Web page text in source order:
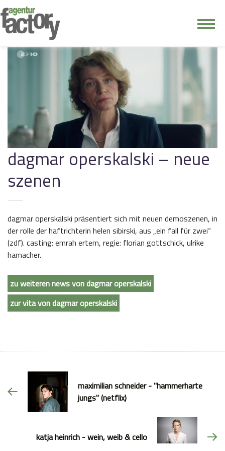
kontakt
dagmar operskalski – neue
szenen
dagmar operskalski präsentiert sich mit neuen demoszenen, in
der rolle der haftrichterin helen sibirski, aus „ein fall für zwei“
(zdf). casting: emrah ertem, regie: florian gottschick, ulrike
hamacher.
zu weiteren news von dagmar operskalski
zur vita von dagmar operskalski
maximilian schneider - "hammerharte
jungs" (netflix)
katja heinrich - wein, weib & cello